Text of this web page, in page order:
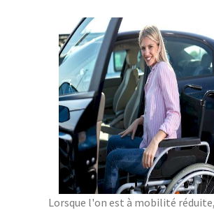
Lorsque l'on est à mobilité